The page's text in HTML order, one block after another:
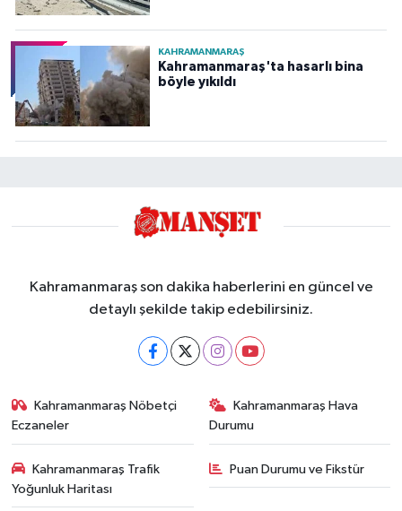
KAHRAMANMARAŞ
Kahramanmaraş'ta hasarlı bina
böyle yıkıldı
Kahramanmaraş son dakika haberlerini en güncel ve
detaylı şekilde takip edebilirsiniz.
Kahramanmaraş Nöbetçi
Eczaneler
Kahramanmaraş Hava
Durumu
Kahramanmaraş Trafik
Yoğunluk Haritası
Puan Durumu ve Fikstür